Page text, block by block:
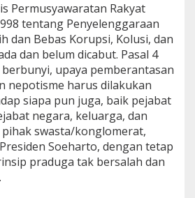
Permusyawaratan Rakyat
tentang Penyelenggaraan
dan Bebas Korupsi, Kolusi, dan
dan belum dicabut. Pasal 4
upaya pemberantasan
nepotisme harus dilakukan
siapa pun juga, baik pejabat
negara, keluarga, dan
swasta/konglomerat,
Soeharto, dengan tetap
praduga tak bersalah dan